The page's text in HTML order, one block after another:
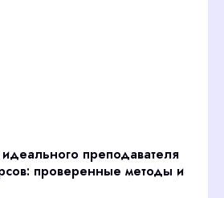
преподавателя
проверенные методы и